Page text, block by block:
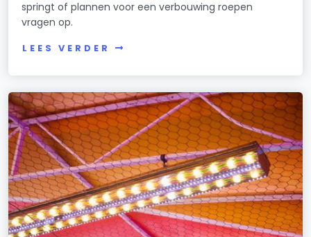
springt of plannen voor een verbouwing roepen
vragen op.
LEES VERDER